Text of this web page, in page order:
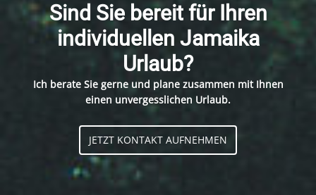
Sind Sie bereit für Ihren
individuellen Jamaika
Urlaub?
Ich berate Sie gerne und plane zusammen mit Ihnen
einen unvergesslichen Urlaub.
JETZT KONTAKT AUFNEHMEN